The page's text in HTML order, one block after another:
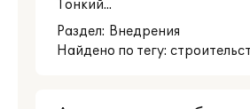
Тонкий...
Раздел: Внедрения
Найдено по тегу: